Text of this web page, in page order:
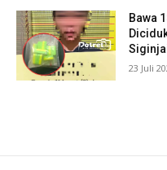
Bawa
23 Juli